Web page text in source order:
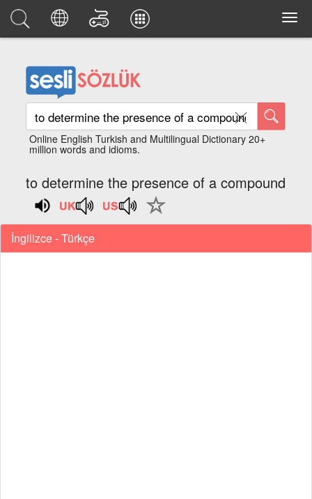
Online English Turkish and Multilingual Dictionary 20+
million words and idioms.
to determine the presence of a compound
İngilizce - Türkçe